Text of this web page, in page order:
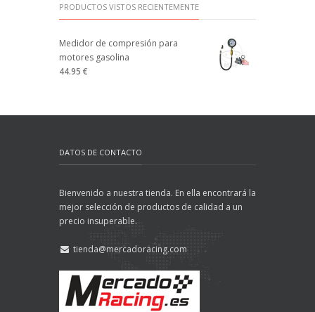
PRODUCTOS VISTOS RECIENTEMENTE
Medidor de compresión para
motores gasolina
44.95 €
DATOS DE CONTACTO
Bienvenido a nuestra tienda. En ella encontrará la
mejor selección de productos de calidad a un
precio insuperable.
tienda@mercadoracing.com